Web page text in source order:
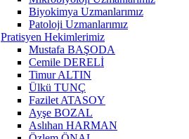
Biyokimya Uzmanlarımız
Patoloji Uzmanlarımız
Pratisyen Hekimlerimiz
Mustafa BAŞODA
Cemile DERELİ
Timur ALTIN
Ülkü TUNÇ
Fazilet ATASOY
Ayşe BOZAL
Aslıhan HARMAN